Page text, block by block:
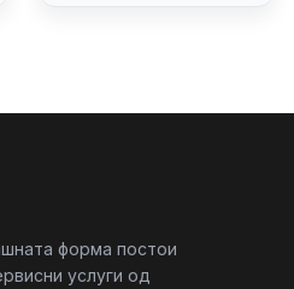
форма постои
услуги од